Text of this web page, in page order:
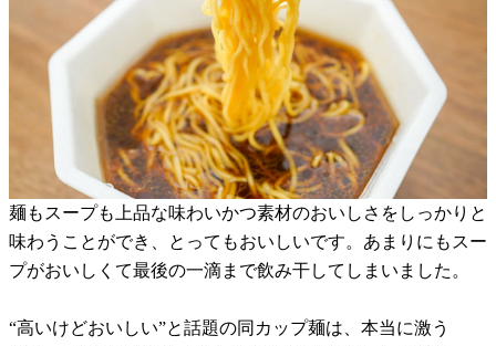
麺もスープも上品な味わいかつ素材のおいしさをしっかりと
味わうことができ、とってもおいしいです。あまりにもスー
プがおいしくて最後の一滴まで飲み干してしまいました。
“高いけどおいしい”と話題の同カップ麺は、本当に激う